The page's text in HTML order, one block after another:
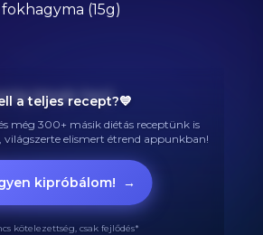
(15g)
(steak-hez)
(tésztához)
a teljes recept?💙
még 300+ másik diétás receptünk is
világszerte elismert étrend appunkban!
kipróbálom! →
kötelezettség, csak fejlődés*